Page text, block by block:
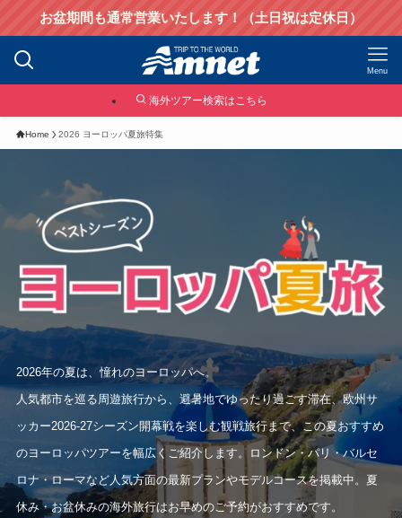
お盆期間も通常営業いたします！（土日祝は定休日）
Menu
海外ツアー検索はこちら
Home 2026 ヨーロッパ夏旅特集
2026年の夏は、憧れのヨーロッパへ。
人気都市を巡る周遊旅行から、避暑地でゆったり過ごす滞在、欧州サ
ッカー2026-27シーズン開幕戦を楽しむ観戦旅行まで、この夏おすすめ
のヨーロッパツアーを幅広くご紹介します。ロンドン・パリ・バルセ
ロナ・ローマなど人気方面の最新プランやモデルコースを掲載中。夏
休み・お盆休みの海外旅行はお早めのご予約がおすすめです。